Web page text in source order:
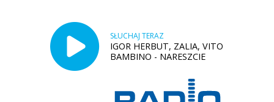
SŁUCHAJ TERAZ
IGOR HERBUT, ZALIA, VITO
BAMBINO - NARESZCIE